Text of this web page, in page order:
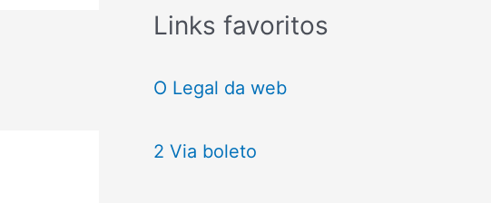
Links favoritos
O Legal da web
2 Via boleto